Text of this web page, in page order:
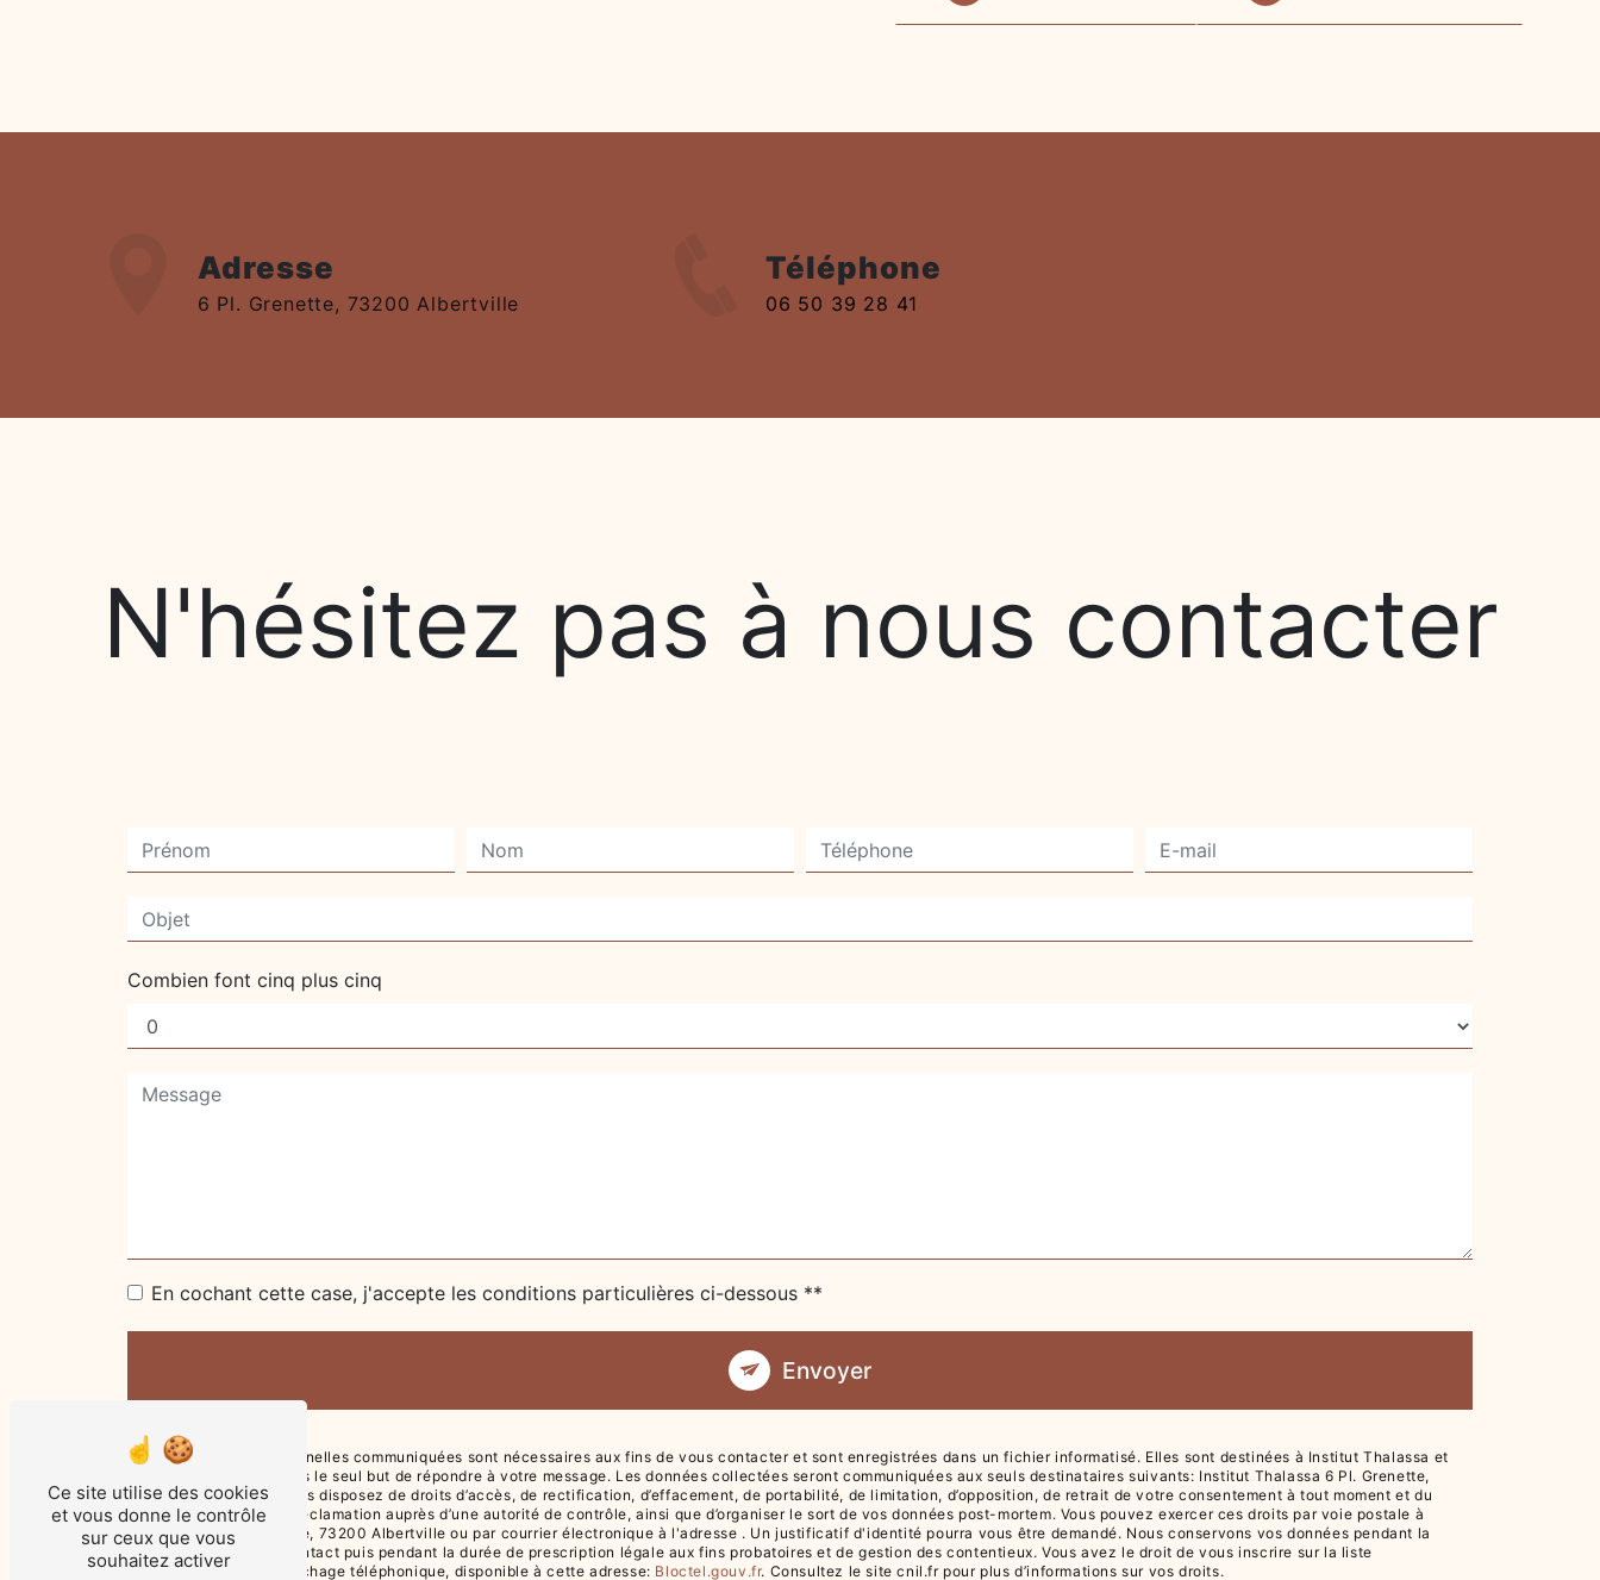
Adresse
6 Pl. Grenette, 73200 Albertville
Téléphone
06 50 39 28 41
N'hésitez pas à nous contacter
Combien font cinq plus cinq
En cochant cette case, j'accepte les conditions particulières ci-dessous **
Envoyer
** Les données personnelles communiquées sont nécessaires aux fins de vous contacter et sont enregistrées dans un fichier informatisé. Elles sont destinées à Institut Thalassa et
ses sous-traitants dans le seul but de répondre à votre message. Les données collectées seront communiquées aux seuls destinataires suivants: Institut Thalassa 6 Pl. Grenette,
73200 Albertville . Vous disposez de droits d’accès, de rectification, d’effacement, de portabilité, de limitation, d’opposition, de retrait de votre consentement à tout moment et du
droit d’introduire une réclamation auprès d’une autorité de contrôle, ainsi que d’organiser le sort de vos données post-mortem. Vous pouvez exercer ces droits par voie postale à
l'adresse 6 Pl. Grenette, 73200 Albertville ou par courrier électronique à l'adresse . Un justificatif d'identité pourra vous être demandé. Nous conservons vos données pendant la
période de prise de contact puis pendant la durée de prescription légale aux fins probatoires et de gestion des contentieux. Vous avez le droit de vous inscrire sur la liste
d'opposition au démarchage téléphonique, disponible à cette adresse: Bloctel.gouv.fr. Consultez le site cnil.fr pour plus d’informations sur vos droits.
Ce site utilise des cookies
et vous donne le contrôle
sur ceux que vous
souhaitez activer